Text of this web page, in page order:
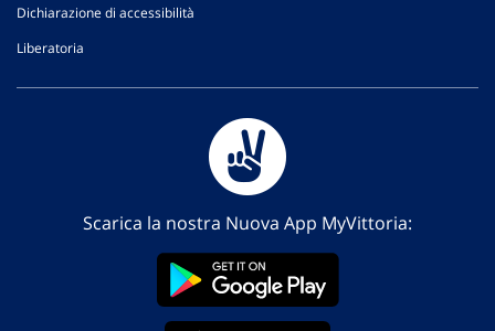
Dichiarazione di accessibilità
Liberatoria
Scarica la nostra Nuova App MyVittoria: